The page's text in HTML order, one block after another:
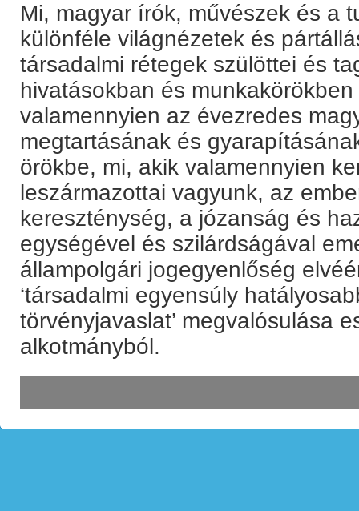
Mi, magyar írók, művészek és a
különféle világnézetek és
társadalmi rétegek szülöttei és
hivatásokban és
valamennyien az évezredes
megtartásának és
örökbe, mi, akik valamennyien
leszármazottai vagyunk, az
kereszténység, a józanság és
egységével és szilárdságával
állampolgári jogegyenlőség
‘társadalmi egyensúly
törvényjavaslat’ megvalósulása
alkotmányból.